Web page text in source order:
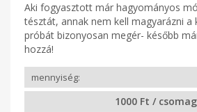
Aki fogyasztott már hagyományos
tésztát, annak nem kell magyarázni a
próbát bizonyosan megér- később
hozzá!
1000 Ft / csomag